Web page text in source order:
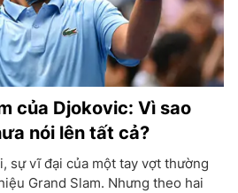
của Djokovic: Vì sao
nói lên tất cả?
sự vĩ đại của một tay vợt thường
Grand Slam. Nhưng theo hai